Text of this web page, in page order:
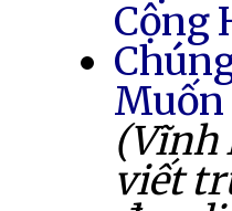
Cộng
Muốn
(Vĩnh
viết